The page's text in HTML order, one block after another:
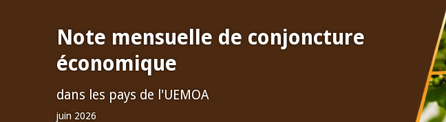
Note mensuelle de conjoncture
économique
dans les pays de l'UEMOA
juin 2026